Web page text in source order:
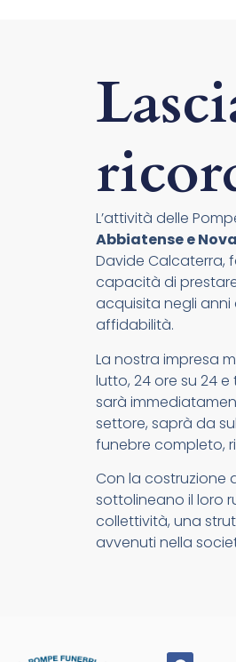
L’attività delle
Abbiatense e
Davide Calcaterra,
capacità di
acquisita negli anni
affidabilità.
La nostra impresa
lutto, 24 ore su 24
sarà
settore, saprà da
funebre completo,
Con la costruzione
sottolineano il loro
collettività, una
avvenuti nella